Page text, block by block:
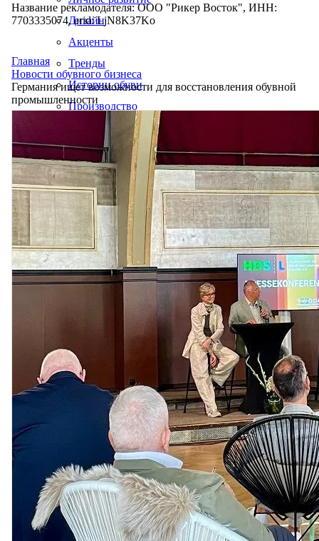
Дизайн
Акценты
Тренды
Истории обуви
Производство
Название рекламодателя: ООО "Рикер Восток", ИНН:
7703335074, erid: LjN8K37Ko
Главная
Новости обувного бизнеса
Германия ищет возможности для восстановления обувной
промышленности